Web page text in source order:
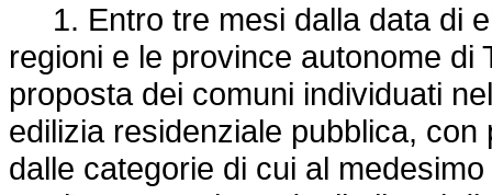
1. Entro tre mesi dalla data di
regioni e le province autonome
proposta dei comuni individuati
edilizia residenziale pubblica,
dalle categorie di cui al